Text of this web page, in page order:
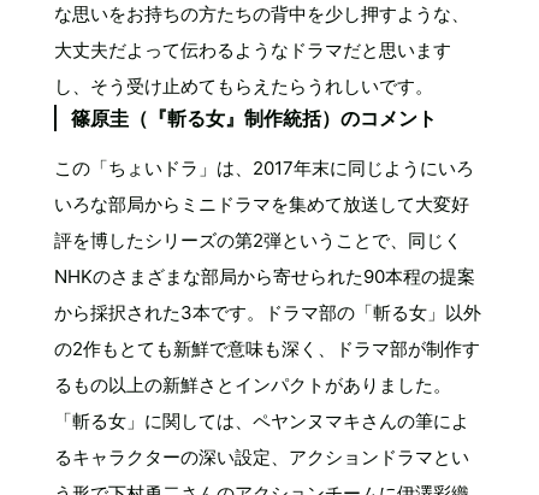
な思いをお持ちの方たちの背中を少し押すような、
大丈夫だよって伝わるようなドラマだと思います
し、そう受け止めてもらえたらうれしいです。
篠原圭（『斬る女』制作統括）のコメント
この「ちょいドラ」は、2017年末に同じようにいろ
いろな部局からミニドラマを集めて放送して大変好
評を博したシリーズの第2弾ということで、同じく
NHKのさまざまな部局から寄せられた90本程の提案
から採択された3本です。ドラマ部の「斬る女」以外
の2作もとても新鮮で意味も深く、ドラマ部が制作す
るもの以上の新鮮さとインパクトがありました。
「斬る女」に関しては、ペヤンヌマキさんの筆によ
るキャラクターの深い設定、アクションドラマとい